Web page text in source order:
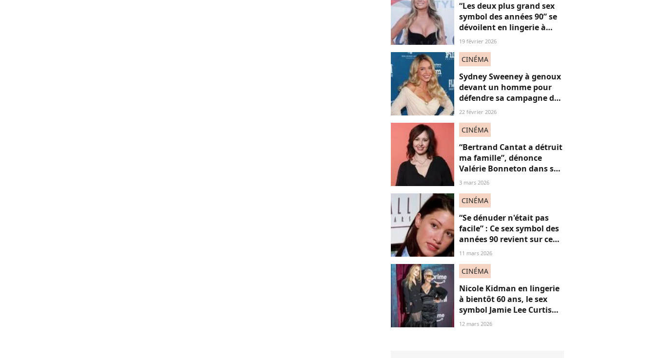
“Les deux plus grand sex
symbol des années 90” se
dévoilent en lingerie à
plus de 50 ans, face au
19 février 2026
CINÉMA
Sydney Sweeney à genoux
devant un homme pour
défendre sa campagne de
lingerie : on en a marre ou
22 février 2026
CINÉMA
“Bertrand Cantat a détruit
ma famille”, dénonce
Valérie Bonneton dans son
hommage à Marie
féminicide
3 mars 2026
CINÉMA
“Se dénuder n'était pas
facile” : Ce sex symbol des
années 90 revient sur ce
célèbre strip tease qui l’a
dérangeant à revoir
11 mars 2026
CINÉMA
Nicole Kidman en lingerie
à bientôt 60 ans, le sex
symbol Jamie Lee Curtis
applaudit “son audace”
12 mars 2026